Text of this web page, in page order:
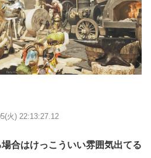
火) 22:13:27.12
合はけっこういい雰囲気出てる